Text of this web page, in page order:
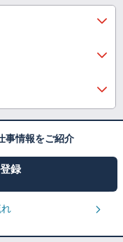
事情報をご紹介
録